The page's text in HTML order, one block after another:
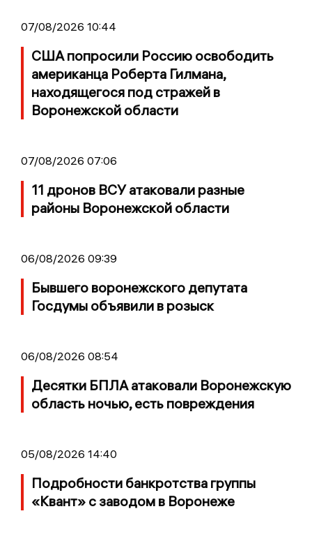
07/08/2026 10:44
США попросили Россию освободить
американца Роберта Гилмана,
находящегося под стражей в
Воронежской области
07/08/2026 07:06
11 дронов ВСУ атаковали разные
районы Воронежской области
06/08/2026 09:39
Бывшего воронежского депутата
Госдумы объявили в розыск
06/08/2026 08:54
Десятки БПЛА атаковали Воронежскую
область ночью, есть повреждения
05/08/2026 14:40
Подробности банкротства группы
«Квант» с заводом в Воронеже